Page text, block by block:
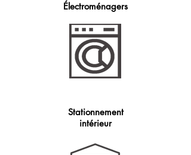
Électroménagers
Stationnement
intérieur